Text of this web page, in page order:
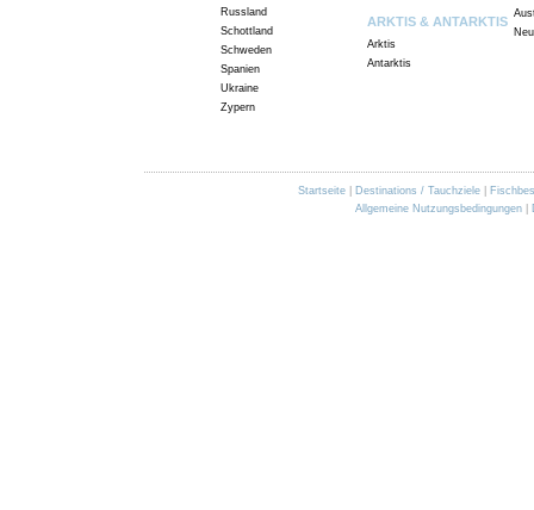
Russland
Schottland
Schweden
Spanien
Ukraine
Zypern
ARKTIS & ANTARKTIS
Arktis
Antarktis
Startseite| Destinations / Tauchziele|
Allgemeine Nutzungsbedingungen|